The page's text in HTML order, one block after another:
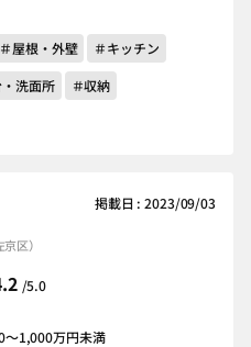
＃屋根・外壁
＃キッチン
洗面所
＃収納
掲載日 : 2023/09/03
区）
/5.0
～1,000万円未満